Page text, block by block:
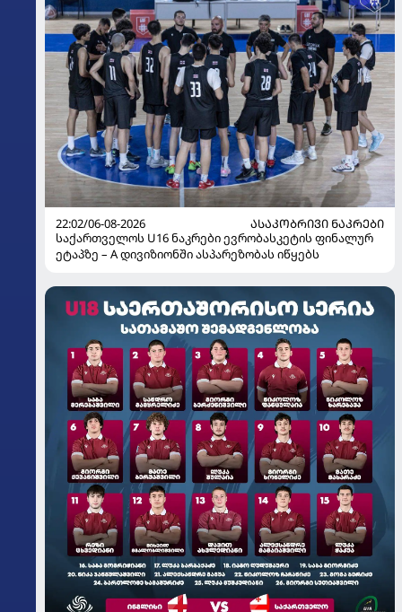
22:02/06-08-2026
ᲐᲡᲐᲙᲝᲑᲠᲘᲕᲘ ᲜᲐᲙᲠᲔᲑᲘ
საქართველოს U16 ნაკრები ევრობასკეტის ფინალურ
ეტაპზე – A დივიზიონში ასპარეზობას იწყებს